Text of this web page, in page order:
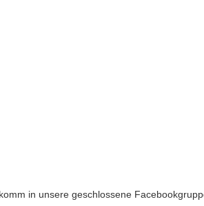
in unsere geschlossene